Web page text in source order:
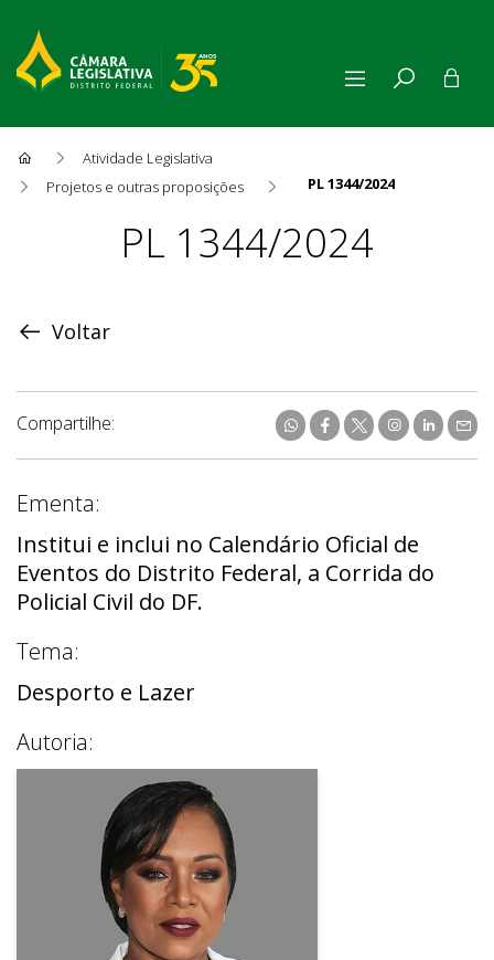
Atividade Legislativa
Projetos e outras proposições
PL 1344/2024
ProposiçãoPL 1344/2024
Voltar
Compartilhe:
Ementa:
Institui e inclui no Calendário Oficial de
Eventos do Distrito Federal, a Corrida do
Policial Civil do DF.
Tema:
Desporto e Lazer
Autoria: